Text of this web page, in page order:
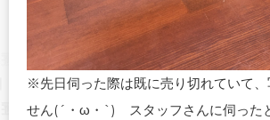
※先日伺った際は既に売り切れていて、
せん(´・ω・`) スタッフさんに伺った